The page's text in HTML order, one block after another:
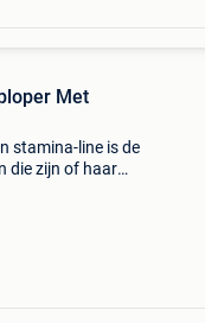
Met
stamina-line is de
die zijn of haar